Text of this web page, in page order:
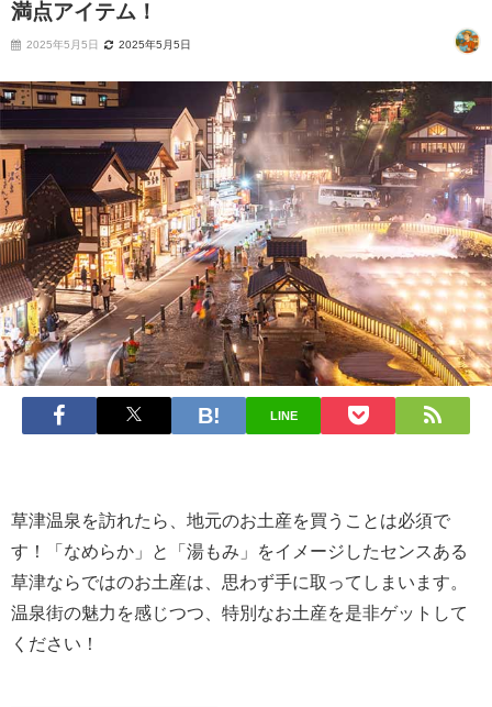
満点アイテム！
2025年5月5日 2025年5月5日
LINE
草津温泉を訪れたら、地元のお土産を買うことは必須で
す！「なめらか」と「湯もみ」をイメージしたセンスある
草津ならではのお土産は、思わず手に取ってしまいます。
温泉街の魅力を感じつつ、特別なお土産を是非ゲットして
ください！